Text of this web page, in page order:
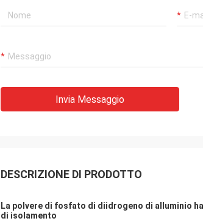
Invia Messaggio
DESCRIZIONE DI PRODOTTO
La polvere di fosfato di diidrogeno di alluminio
di isolamento